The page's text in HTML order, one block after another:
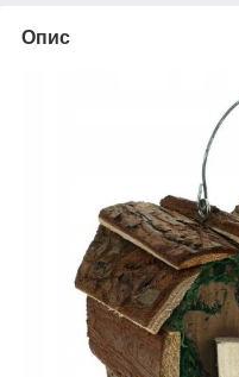
Опис